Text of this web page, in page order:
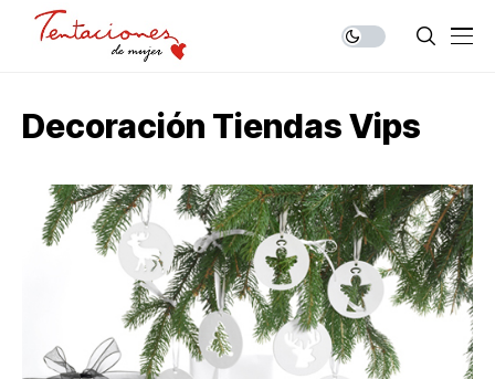
Decoración Tiendas Vips